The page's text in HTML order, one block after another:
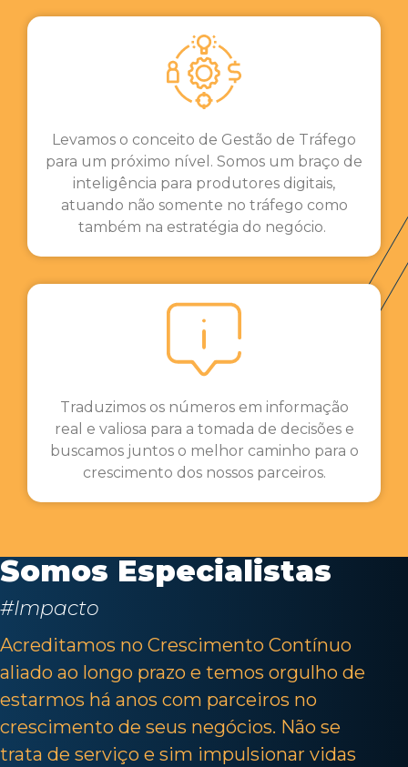
Levamos o conceito de Gestão de Tráfego
para um próximo nível. Somos um braço de
inteligência para produtores digitais,
atuando não somente no tráfego como
também na estratégia do negócio.
Traduzimos os números em informação
real e valiosa para a tomada de decisões e
buscamos juntos o melhor caminho para o
crescimento dos nossos parceiros.
Somos Especialistas
#Impacto
Acreditamos no Crescimento Contínuo
aliado ao longo prazo e temos orgulho de
estarmos há anos com parceiros no
crescimento de seus negócios. Não se
trata de serviço e sim impulsionar vidas